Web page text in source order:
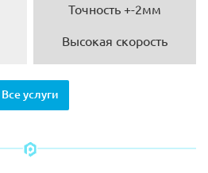
Точность +-2мм
Высокая скорость
Все услуги